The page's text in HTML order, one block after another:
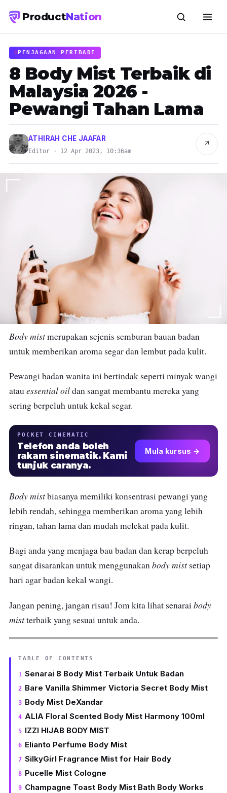
ProductNation
PENJAGAAN PERIBADI
8 Body Mist Terbaik di
Malaysia 2026 -
Pewangi Tahan Lama
ATHIRAH CHE JAAFAR
Editor · 12 Apr 2023, 10:36am
↗
Body mistmerupakan sejenis semburan bauan badan
untuk memberikan aroma segar dan lembut pada kulit.
Pewangi badan wanita ini bertindak seperti minyak wangi
atauessential oildan sangat membantu mereka yang
sering berpeluh untuk kekal segar.
POCKET CINEMATIC
Telefon anda boleh
rakam sinematik. Kami
tunjuk caranya.
Mula kursus →
Body mistbiasanya memiliki konsentrasi pewangi yang
lebih rendah, sehingga memberikan aroma yang lebih
ringan, tahan lama dan mudah melekat pada kulit.
Bagi anda yang menjaga bau badan dan kerap berpeluh
sangat disarankan untuk menggunakanbody mist setiap
hari agar badan kekal wangi.
Jangan pening, jangan risau! Jom kita lihat senarai body
mistterbaik yang sesuai untuk anda.
TABLE OF CONTENTS
Senarai 8 Body Mist Terbaik Untuk Badan
Bare Vanilla Shimmer Victoria Secret Body Mist
Body Mist DeXandar
ALIA Floral Scented Body Mist Harmony 100ml
IZZI HIJAB BODY MIST
Elianto Perfume Body Mist
SilkyGirl Fragrance Mist for Hair Body
Pucelle Mist Cologne
Champagne Toast Body Mist Bath Body Works